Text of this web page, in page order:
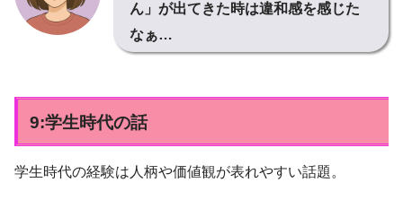
ん」が出てきた時は違和感を感じた
なぁ…
9:学生時代の話
学生時代の経験は人柄や価値観が表れやすい話題。